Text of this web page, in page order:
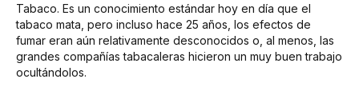
Tabaco. Es un conocimiento estándar hoy en día que el
tabaco mata, pero incluso hace 25 años, los efectos de
fumar eran aún relativamente desconocidos o, al menos, las
grandes compañías tabacaleras hicieron un muy buen trabajo
ocultándolos.